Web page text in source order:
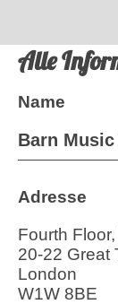
Alle
Name
Barn
Adresse
Fourth
20-22 Great
London
W1W 8BE